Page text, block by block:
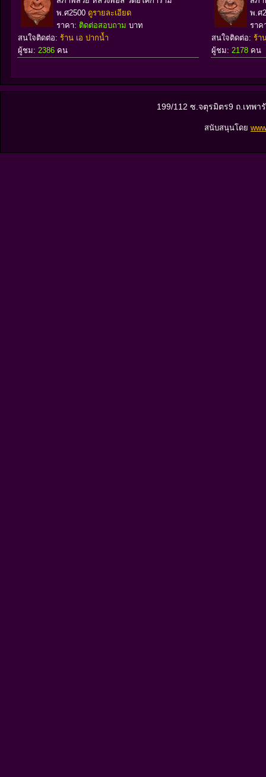
พ.ศ2500 ดูรายละเอียด
ราคา: ติดต่อสอบถาม บาท
สนใจติดต่อ: ร้าน เอ ปากน้ำ
ผู้ชม: 2386 คน
พ.ศ
รา
สนใจติดต่อ: ร้า
ผู้ชม: 2178 คน
199/112 ซ.จตุรมิตร9 ถ.เทพ
สนับสนุนโดย